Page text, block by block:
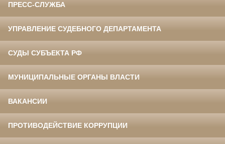
ПРЕСС-СЛУЖБА
УПРАВЛЕНИЕ СУДЕБНОГО ДЕПАРТАМЕНТА
СУДЫ СУБЪЕКТА РФ
МУНИЦИПАЛЬНЫЕ ОРГАНЫ ВЛАСТИ
ВАКАНСИИ
ПРОТИВОДЕЙСТВИЕ КОРРУПЦИИ